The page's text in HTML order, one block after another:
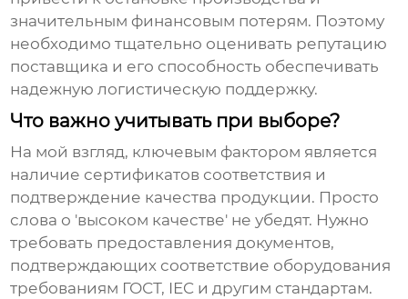
значительным финансовым потерям. Поэтому
необходимо тщательно оценивать репутацию
поставщика и его способность обеспечивать
надежную логистическую поддержку.
Что важно учитывать при выборе?
На мой взгляд, ключевым фактором является
наличие сертификатов соответствия и
подтверждение качества продукции. Просто
слова о 'высоком качестве' не убедят. Нужно
требовать предоставления документов,
подтверждающих соответствие оборудования
требованиям ГОСТ, IEC и другим стандартам.